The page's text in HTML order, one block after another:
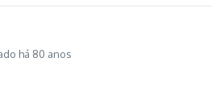
há 80 anos